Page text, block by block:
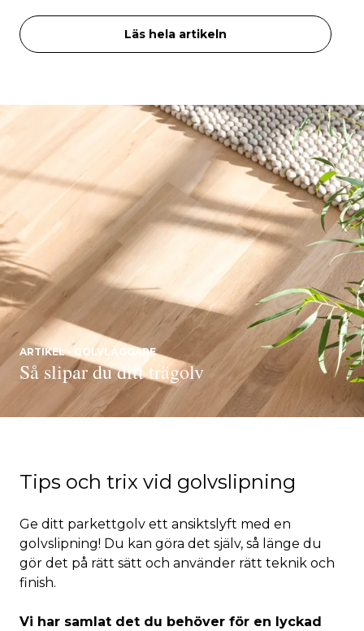
Läs hela artikeln
Tips och trix vid golvslipning
Ge ditt parkettgolv ett ansiktslyft med en
golvslipning! Du kan göra det själv, så länge du
gör det på rätt sätt och använder rätt teknik och
finish.
Vi har samlat det du behöver för en lyckad
ARTIKEL - GOLVLÄGGARE
Så slipar du ditt trägolv